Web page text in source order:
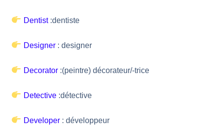
Dentist :dentiste
Designer : designer
Decorator :(peintre) décorateur/-trice
Detective :détective
Developer : développeur